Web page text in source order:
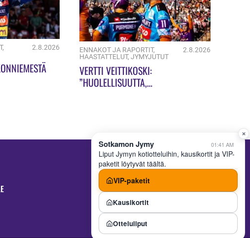
,
2.8.2026 ENNAKOT JA RAPORTIT,
HAASTATTELUT, JYMYJUTUT
2.8.2026
VERTTI VEITTIKOSKI:
”HUOLELLISUUTTA,